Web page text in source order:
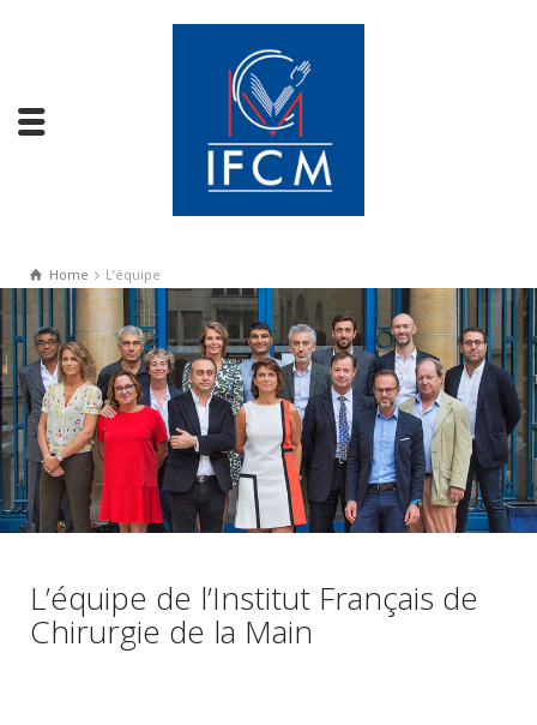
Home L’équipe
L’équipe de l’Institut Français de
Chirurgie de la Main